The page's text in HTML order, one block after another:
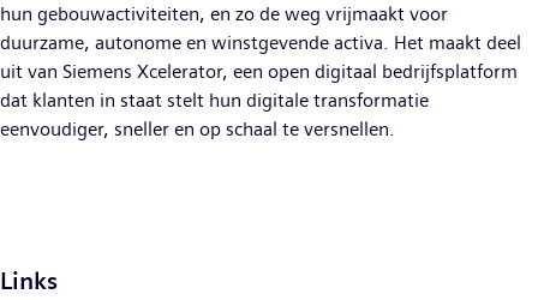
hun gebouwactiviteiten, en zo de weg vrijmaakt voor
duurzame, autonome en winstgevende activa. Het maakt deel
uit van Siemens Xcelerator, een open digitaal bedrijfsplatform
dat klanten in staat stelt hun digitale transformatie
eenvoudiger, sneller en op schaal te versnellen.
Links